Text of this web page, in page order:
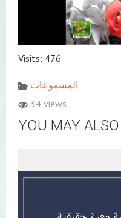
Visits: 476
المسموعات
34 views
YOU MAY